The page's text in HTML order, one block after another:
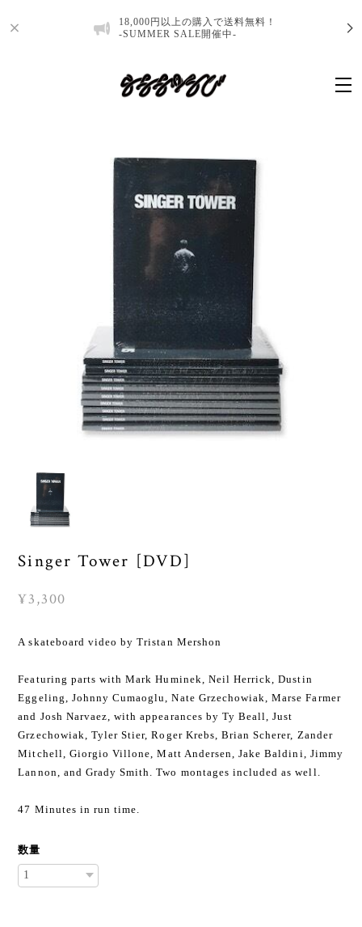
18,000円以上の購入で送料無料！
-SUMMER SALE開催中-
Singer Tower [DVD]
¥3,300
A skateboard video by Tristan Mershon
Featuring parts with Mark Huminek, Neil Herrick, Dustin
Eggeling, Johnny Cumaoglu, Nate Grzechowiak, Marse Farmer
and Josh Narvaez, with appearances by Ty Beall, Just
Grzechowiak, Tyler Stier, Roger Krebs, Brian Scherer, Zander
Mitchell, Giorgio Villone, Matt Andersen, Jake Baldini, Jimmy
Lannon, and Grady Smith. Two montages included as well.
47 Minutes in run time.
数量